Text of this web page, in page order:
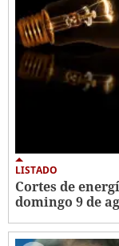
LISTADO
Cortes de
domingo 9 de